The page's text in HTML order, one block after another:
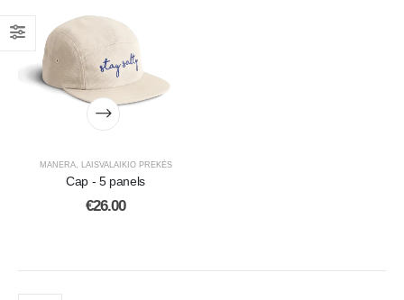
MANERA, LAISVALAIKIO PREKĖS
Cap - 5 panels
€26.00